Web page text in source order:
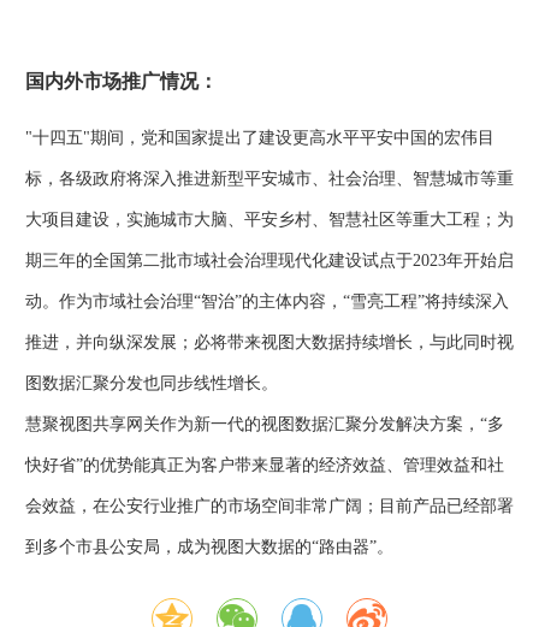
国内外市场推广情况：
"十四五"期间，党和国家提出了建设更高水平平安中国的宏伟目
标，各级政府将深入推进新型平安城市、社会治理、智慧城市等重
大项目建设，实施城市大脑、平安乡村、智慧社区等重大工程；为
期三年的全国第二批市域社会治理现代化建设试点于2023年开始启
动。作为市域社会治理“智治”的主体内容，“雪亮工程”将持续深入
推进，并向纵深发展；必将带来视图大数据持续增长，与此同时视
图数据汇聚分发也同步线性增长。
慧聚视图共享网关作为新一代的视图数据汇聚分发解决方案，“多
快好省”的优势能真正为客户带来显著的经济效益、管理效益和社
会效益，在公安行业推广的市场空间非常广阔；目前产品已经部署
到多个市县公安局，成为视图大数据的“路由器”。